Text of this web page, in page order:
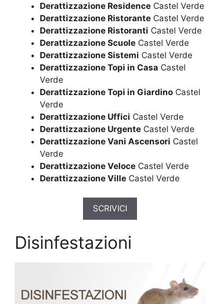
Derattizzazione Residence Castel Verde
Derattizzazione Ristorante Castel Verde
Derattizzazione Ristoranti Castel Verde
Derattizzazione Scuole Castel Verde
Derattizzazione Sistemi Castel Verde
Derattizzazione Topi in Casa Castel
Verde
Derattizzazione Topi in Giardino Castel
Verde
Derattizzazione Uffici Castel Verde
Derattizzazione Urgente Castel Verde
Derattizzazione Vani Ascensori Castel
Verde
Derattizzazione Veloce Castel Verde
Derattizzazione Ville Castel Verde
SCRIVICI
Disinfestazioni